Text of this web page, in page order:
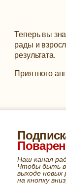
Теперь вы
рады и
результата.
Приятного
Наш канал
Чтобы быть в
выходе новых
на кнопку